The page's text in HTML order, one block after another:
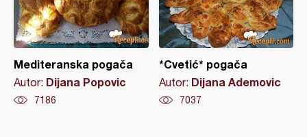
Mediteranska pogača
Autor: Dijana Popovic
7186
*Cvetić* pogača
Autor: Dijana Ademovic
7037